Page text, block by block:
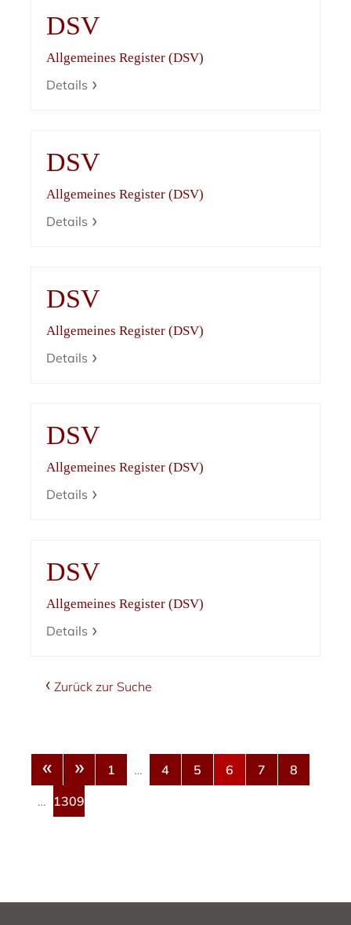
DSV
Allgemeines Register (DSV)
Details
DSV
Allgemeines Register (DSV)
Details
DSV
Allgemeines Register (DSV)
Details
DSV
Allgemeines Register (DSV)
Details
DSV
Allgemeines Register (DSV)
Details
Zurück zur Suche
« » 1 … 4 5 6 7
8
… 1309